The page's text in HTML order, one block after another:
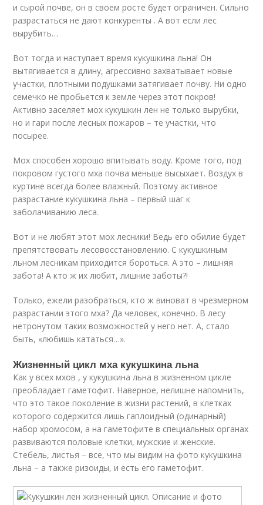
и сырой почве, он в своем росте будет ограничен. Сильно
разрастаться не дают конкуренты . А вот если лес
вырубить…
Вот тогда и наступает время кукушкина льна! Он
вытягивается в длину, агрессивно захватывает новые
участки, плотными подушками затягивает почву. Ни одно
семечко не пробьется к земле через этот покров!
Активно заселяет мох кукушкин лен не только вырубки,
но и гари после лесных пожаров – те участки, что
посырее.
Мох способен хорошо впитывать воду. Кроме того, под
покровом густого мха почва меньше высыхает. Воздух в
куртине всегда более влажный. Поэтому активное
разрастание кукушкина льна – первый шаг к
заболачиванию леса.
Вот и не любят этот мох лесники! Ведь его обилие будет
препятствовать лесовосстановлению. С кукушкиным
льном лесникам приходится бороться. А это – лишняя
забота! А кто ж их любит, лишние заботы?!
Только, ежели разобраться, кто ж виноват в чрезмерном
разрастании этого мха? Да человек, конечно. В лесу
нетронутом таких возможностей у него нет. А, стало
быть, «любишь кататься…».
Жизненный цикл мха кукушкина льна
Как у всех мхов , у кукушкина льна в жизненном цикле
преобладает гаметофит. Наверное, нелишне напомнить,
что это такое поколение в жизни растений, в клетках
которого содержится лишь гаплоидный (одинарный)
набор хромосом, а на гаметофите в специальных органах
развиваются половые клетки, мужские и женские.
Стебель, листья – все, что мы видим на фото кукушкина
льна – а также ризоиды, и есть его гаметофит.